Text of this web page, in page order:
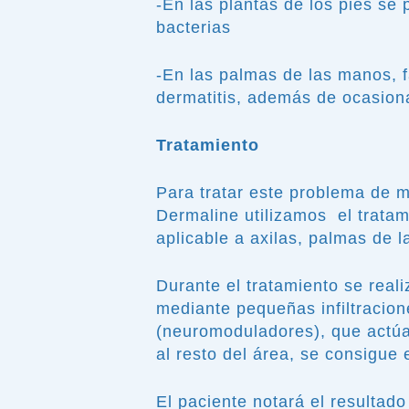
-En las plantas de los pies se
bacterias
-En las palmas de las manos,
dermatitis, además de
Tratamiento
Para tratar este problema de
Dermaline utilizamos el
aplicable a axilas, palmas de
Durante el tratamiento se
mediante pequeñas
(neuromoduladores), que
al resto del área, se consigue
El paciente notará el